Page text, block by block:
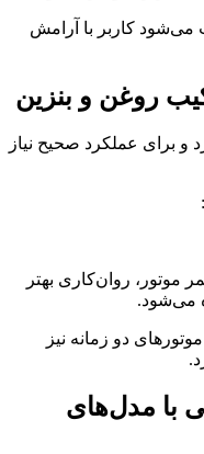
می‌شود کاربر با آرامش
روغن و بنزین
و برای عملکرد صحیح نیاز
روان‌کاری بهتر
می‌شود.
دو زمانه نیز
52 سی سی با مدل‌های